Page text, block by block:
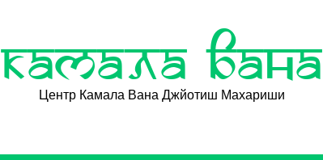
Камала Вана
Центр Камала Вана Джйотиш Махариши